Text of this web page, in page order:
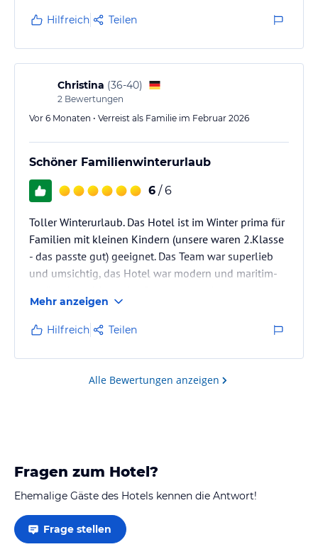
Hilfreich Teilen
Christina (36-40)
2 Bewertungen
Vor 6 Monaten • Verreist als Familie im Februar 2026
Schöner Familienwinterurlaub
6 / 6
Toller Winterurlaub. Das Hotel ist im Winter prima für
Familien mit kleinen Kindern (unsere waren 2.Klasse
- das passte gut) geeignet. Das Team war superlieb
und umsichtig, das Hotel war modern und maritim-
lecker und die Kinderbetreuung hat unseren Kindern
gut gefallen. Unser Zimmer war schön.
Mehr anzeigen
Hilfreich Teilen
Alle Bewertungen anzeigen
Fragen zum Hotel?
Ehemalige Gäste des Hotels kennen die Antwort!
Frage stellen